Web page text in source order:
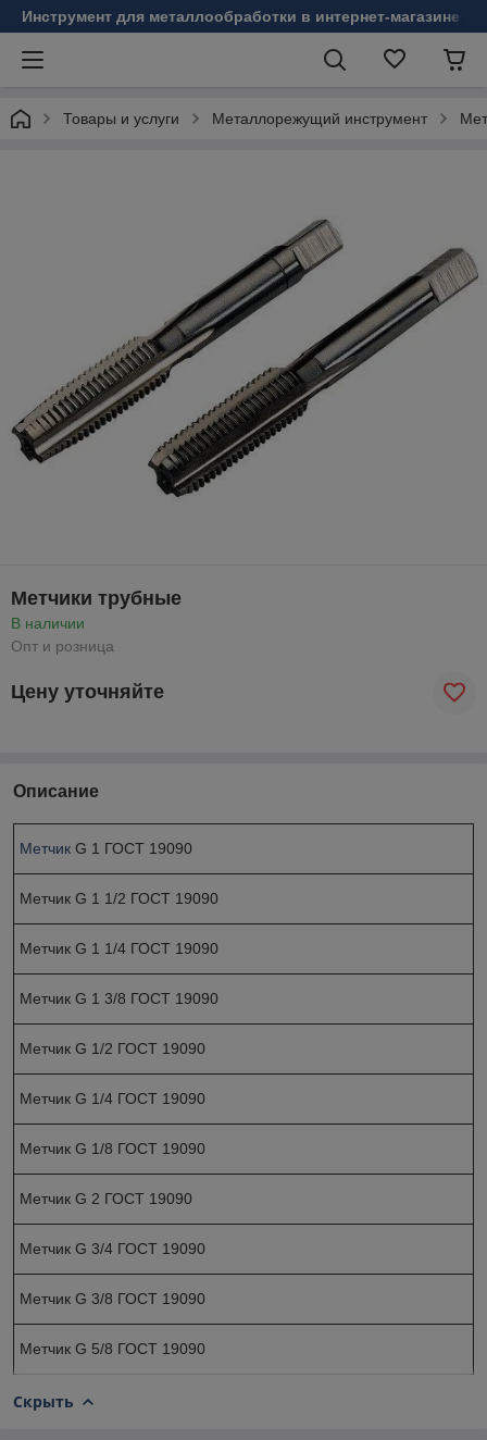
Инструмент для металлообработки в интернет-магазине
Товары и услуги Металлорежущий инструмент
Метчики трубные
В наличии
Опт и розница
Цену уточняйте
Описание
Метчик G 1 ГОСТ 19090
Метчик G 1 1/2 ГОСТ 19090
Метчик G 1 1/4 ГОСТ 19090
Метчик G 1 3/8 ГОСТ 19090
Метчик G 1/2 ГОСТ 19090
Метчик G 1/4 ГОСТ 19090
Метчик G 1/8 ГОСТ 19090
Метчик G 2 ГОСТ 19090
Метчик G 3/4 ГОСТ 19090
Метчик G 3/8 ГОСТ 19090
Метчик G 5/8 ГОСТ 19090
Скрыть